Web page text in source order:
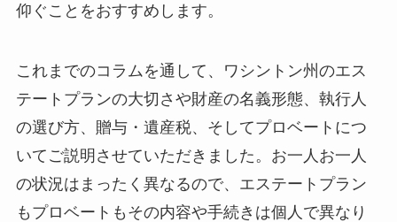
仰ぐことをおすすめします。
これまでのコラムを通して、ワシントン州のエス
テートプランの大切さや財産の名義形態、執行人
の選び方、贈与・遺産税、そしてプロベートにつ
いてご説明させていただきました。お一人お一人
の状況はまったく異なるので、エステートプラン
もプロベートもその内容や手続きは個人で異なり